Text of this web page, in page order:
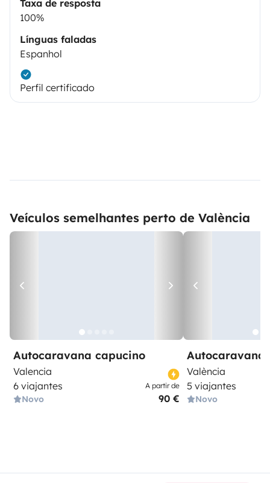
Taxa de resposta
100%
Línguas faladas
Espanhol
Perfil certificado
Veículos semelhantes perto de València
Autocaravana capucino
Valencia
6 viajantes
Novo
A partir de
90 €
Autocaravana
València
5 viajantes
Novo